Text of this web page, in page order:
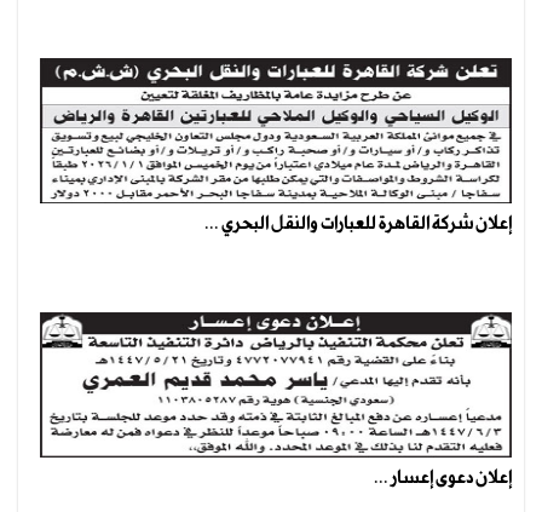
إعلان شركة القاهرة للعبارات والنقل البحري ...
إعلان دعوى إعسار ...